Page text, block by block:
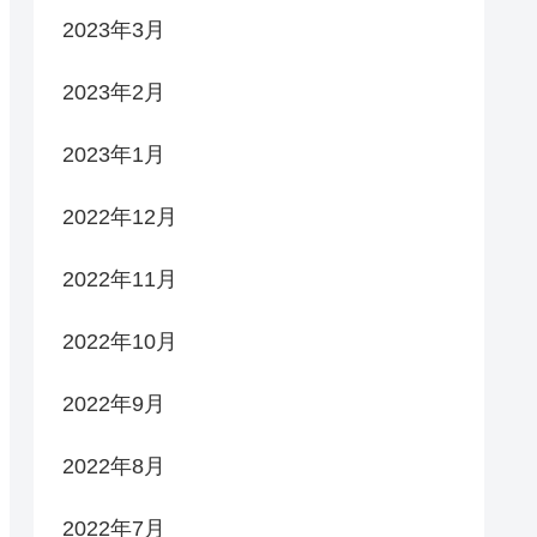
2023年3月
2023年2月
2023年1月
2022年12月
2022年11月
2022年10月
2022年9月
2022年8月
2022年7月